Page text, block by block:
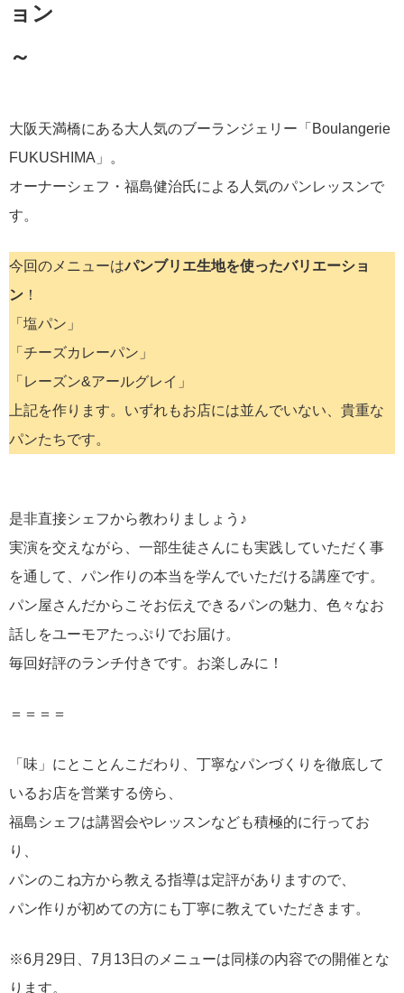
ョン
大阪天満橋にある大人気のブーランジェリー「Boulangerie
FUKUSHIMA」。
オーナーシェフ・福島健治氏による人気のパンレッスンで
す。
今回のメニューはパンブリエ生地を使ったバリエーショ
ン ！
「塩パン」
「チーズカレーパン」
「レーズン&アールグレイ」
上記を作ります。いずれもお店には並んでいない、貴重な
パンたちです。
是非直接シェフから教わりましょう♪
実演を交えながら、一部生徒さんにも実践していただく事
を通して、パン作りの本当を学んでいただける講座です。
パン屋さんだからこそお伝えできるパンの魅力、色々なお
話しをユーモアたっぷりでお届け。
毎回好評のランチ付きです。お楽しみに！
＝＝＝＝
「味」にとことんこだわり、丁寧なパンづくりを徹底して
いるお店を営業する傍ら、
福島シェフは講習会やレッスンなども積極的に行ってお
り、
パンのこね方から教える指導は定評がありますので、
パン作りが初めての方にも丁寧に教えていただきます。
※6月29日、7月13日のメニューは同様の内容での開催とな
ります。